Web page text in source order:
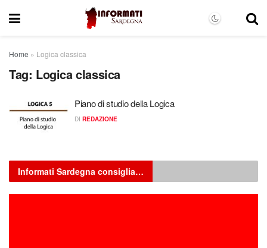
Home » Logica classica
Tag: Logica classica
Piano di studio della Logica
DI REDAZIONE
Informati Sardegna consiglia…